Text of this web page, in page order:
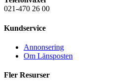
021-470 26 00
Kundservice
Annonsering
Om Länsposten
Fler Resurser